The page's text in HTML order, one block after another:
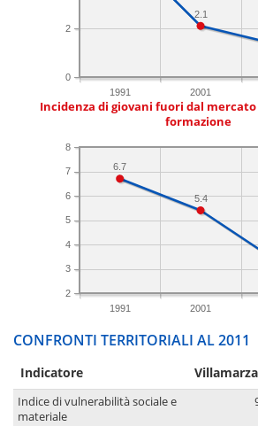
1991 2001
0
2
2.1
Incidenza di giovani fuori dal
formazione
1991 2001
2
3
4
5
6
7
8
5.4
6.7
CONFRONTI TERRITORIALI AL 2011
Indicatore
Indice di vulnerabilità sociale e
materiale